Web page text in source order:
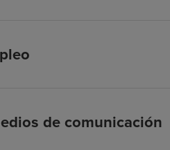
de comunicación